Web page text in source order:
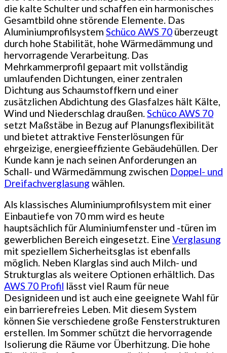
die kalte Schulter und schaffen ein harmonisches
Gesamtbild ohne störende Elemente. Das
Aluminiumprofilsystem Schüco AWS 70 überzeugt
durch hohe Stabilität, hohe Wärmedämmung und
hervorragende Verarbeitung. Das
Mehrkammerprofil gepaart mit vollständig
umlaufenden Dichtungen, einer zentralen
Dichtung aus Schaumstoffkern und einer
zusätzlichen Abdichtung des Glasfalzes hält Kälte,
Wind und Niederschlag draußen.Schüco AWS 70
setzt Maßstäbe in Bezug auf Planungsflexibilität
und bietet attraktive Fensterlösungen für
ehrgeizige, energieeffiziente Gebäudehüllen. Der
Kunde kann je nach seinen Anforderungen an
Schall- und Wärmedämmung zwischen Doppel- und
Dreifachverglasung wählen.
Als klassisches Aluminiumprofilsystem mit einer
Einbautiefe von 70 mm wird es heute
hauptsächlich für Aluminiumfenster und -türen im
gewerblichen Bereich eingesetzt. Eine Verglasung
mit speziellem Sicherheitsglas ist ebenfalls
möglich. Neben Klarglas sind auch Milch- und
Strukturglas als weitere Optionen erhältlich. Das
AWS 70 Profil lässt viel Raum für neue
Designideen und ist auch eine geeignete Wahl für
ein barrierefreies Leben. Mit diesem System
können Sie verschiedene große Fensterstrukturen
erstellen. Im Sommer schützt die hervorragende
Isolierung die Räume vor Überhitzung. Die hohe